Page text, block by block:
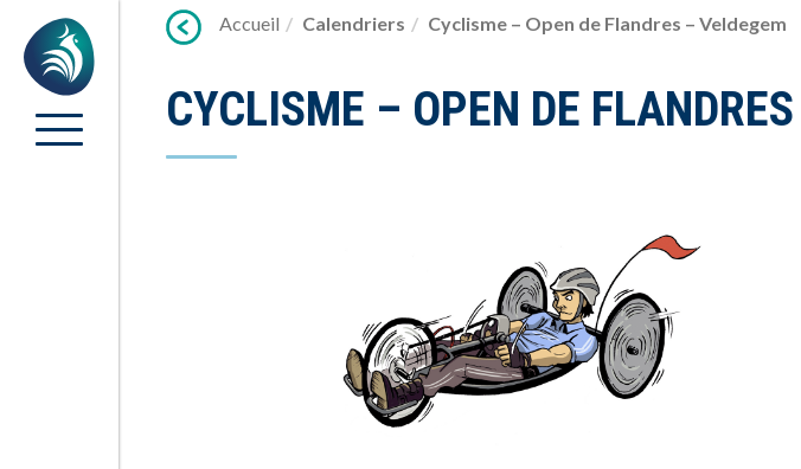
Accueil Calendriers Cyclisme – Open de Flandres – Veldegem
CYCLISME – OPEN DE